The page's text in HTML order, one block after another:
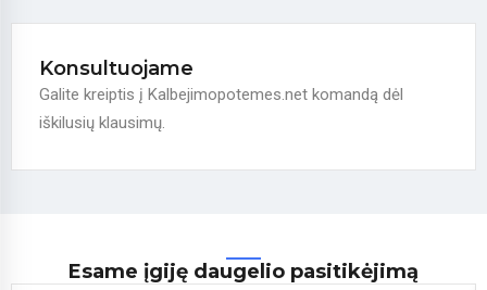
Konsultuojame
Galite kreiptis į Kalbejimopotemes.net komandą dėl
iškilusių klausimų.
Esame įgiję daugelio pasitikėjimą